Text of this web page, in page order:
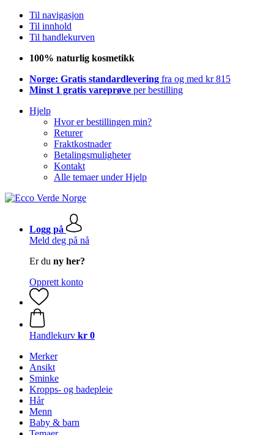
Til navigasjon
Til innhold
Til handlekurven
100% naturlig kosmetikk
Norge: Gratis standardlevering fra og med kr 815
Minst 1 gratis vareprøve per bestilling
Hjelp
Hvor er bestillingen min?
Returer
Fraktkostnader
Betalingsmuligheter
Kontakt
Alle temaer under Hjelp
Logg på
Meld deg på nå
Er du ny her?
Opprett konto
Handlekurv kr 0
Merker
Ansikt
Sminke
Kropps- og badepleie
Hår
Menn
Baby & barn